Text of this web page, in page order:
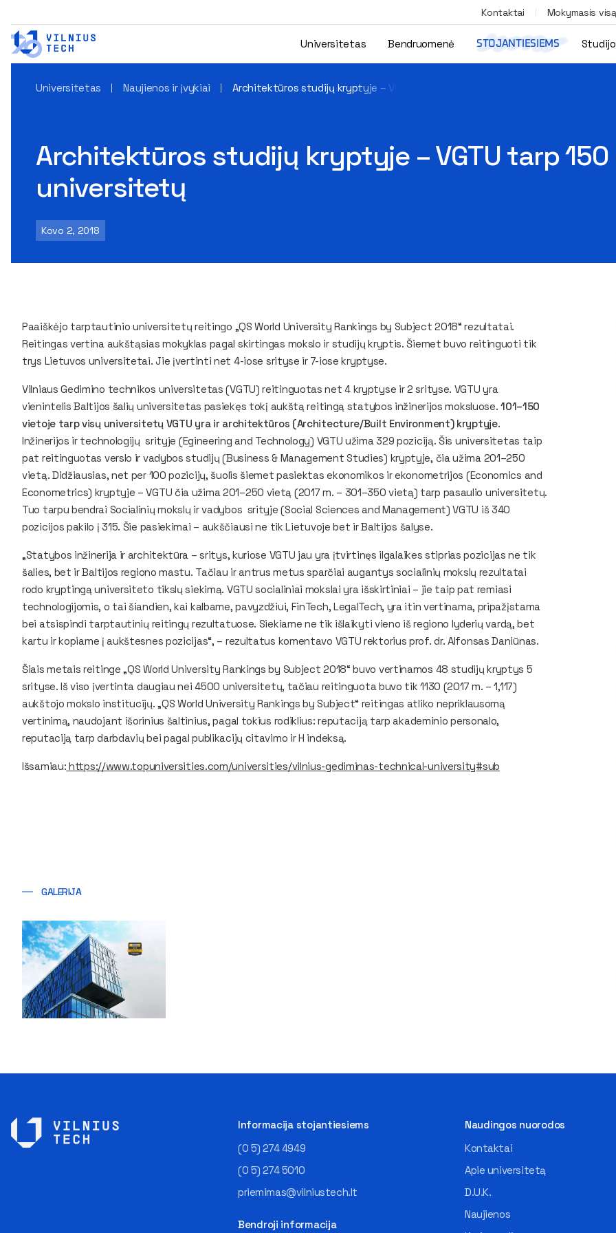
Kontaktai Mokymasis
Universitetas Bendruomenė STOJANTIESIEMS
Universitetas Naujienos ir įvykiai Architektūros studijų kryptyje – VGTU tarp 150 geriausių pasaulio universitetų
Architektūros studijų kryptyje – VGTU tarp
universitetų
Kovo 2, 2018
Paaiškėjo tarptautinio universitetų reitingo „QS World University Rankings by Subject 2018“ rezultatai.
Reitingas vertina aukštąsias mokyklas pagal skirtingas mokslo ir studijų kryptis. Šiemet buvo reitinguoti tik
trys Lietuvos universitetai. Jie įvertinti net 4-iose srityse ir 7-iose kryptyse.
Vilniaus Gedimino technikos universitetas (VGTU) reitinguotas net 4 kryptyse ir 2 srityse. VGTU yra
vienintelis Baltijos šalių universitetas pasiekęs tokį aukštą reitingą statybos inžinerijos moksluose.101–150
vietoje tarp visų universitetų VGTU yra ir architektūros (Architecture/Built Environment) kryptyje.
Inžinerijos ir technologijų srityje (Egineering and Technology) VGTU užima 329 poziciją. Šis universitetas taip
pat reitinguotas verslo ir vadybos studijų (Business & Management Studies) kryptyje, čia užima 201–250
vietą. Didžiausias, net per 100 pozicijų, šuolis šiemet pasiektas ekonomikos ir ekonometrijos (Economics and
Econometrics) kryptyje – VGTU čia užima 201–250 vietą (2017 m. – 301–350 vietą) tarp pasaulio universitetų.
Tuo tarpu bendrai Socialinių mokslų ir vadybos srityje (Social Sciences and Management) VGTU iš 340
pozicijos pakilo į 315. Šie pasiekimai – aukščiausi ne tik Lietuvoje bet ir Baltijos šalyse.
„Statybos inžinerija ir architektūra – sritys, kuriose VGTU jau yra įtvirtinęs ilgalaikes stiprias pozicijas ne tik
šalies, bet ir Baltijos regiono mastu. Tačiau ir antrus metus sparčiai augantys socialinių mokslų rezultatai
rodo kryptingą universiteto tikslų siekimą. VGTU socialiniai mokslai yra išskirtiniai – jie taip pat remiasi
technologijomis, o tai šiandien, kai kalbame, pavyzdžiui, FinTech, LegalTech, yra itin vertinama, pripažįstama
bei atsispindi tarptautinių reitingų rezultatuose. Siekiame ne tik išlaikyti vieno iš regiono lyderių vardą, bet
kartu ir kopiame į aukštesnes pozicijas“, – rezultatus komentavo VGTU rektorius prof. dr. Alfonsas Daniūnas.
Šiais metais reitinge „QS World University Rankings by Subject 2018“ buvo vertinamos 48 studijų kryptys 5
srityse. Iš viso įvertinta daugiau nei 4500 universitetų, tačiau reitinguota buvo tik 1130 (2017 m. – 1,117)
aukštojo mokslo institucijų. „QS World University Rankings by Subject“ reitingas atliko nepriklausomą
vertinimą, naudojant išorinius šaltinius, pagal tokius rodiklius: reputaciją tarp akademinio personalo,
reputaciją tarp darbdavių bei pagal publikacijų citavimo ir H indeksą.
Išsamiau: https://www.topuniversities.com/universities/vilnius-gediminas-technical-university#sub
GALERIJA
Informacija stojantiesiems
(0 5) 274 4949
(0 5) 274 5010
priemimas@vilniustech.lt
Bendroji informacija
Naudingos nuorodos
Kontaktai
Apie universitetą
D.U.K.
Naujienos